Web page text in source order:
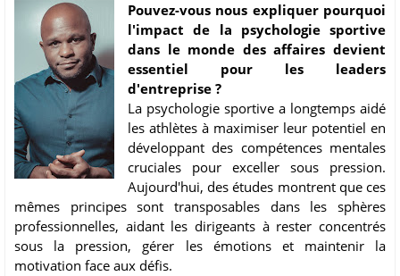
Pouvez-vous nous expliquer pourquoi
l'impact de la psychologie sportive
dans le monde des affaires devient
essentiel pour les leaders
d'entreprise ?
La psychologie sportive a longtemps aidé
les athlètes à maximiser leur potentiel en
développant des compétences mentales
cruciales pour exceller sous pression.
Aujourd'hui, des études montrent que ces
mêmes principes sont transposables dans les sphères
professionnelles, aidant les dirigeants à rester concentrés
sous la pression, gérer les émotions et maintenir la
motivation face aux défis.